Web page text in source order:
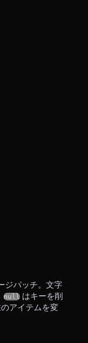
ジパッチ。文字
null はキーを削
アイテムを変